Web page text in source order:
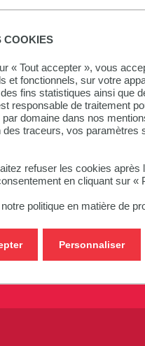
COOKIES
« Tout accepter », vous
et fonctionnels, sur votre
fins statistiques ainsi que
responsable de traitement
domaine dans nos
des traceurs, vos paramètres
refuser les cookies
en cliquant sur «
politique en matière de
Personnaliser